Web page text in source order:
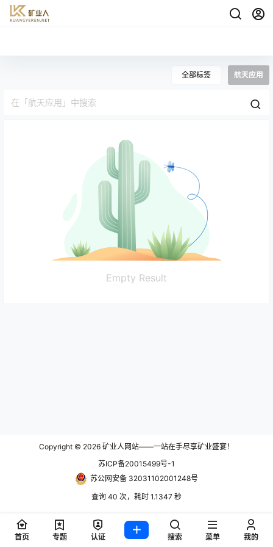
全部标签 航天应用
Empty Result
Copyright © 2026 矿业人网站——一站在手尽享矿业盛宴！
苏ICP备20015499号-1
苏公网安备 32031102001248号
查询 40 次，耗时 1.1347 秒
首页 专题 认证 搜索 菜单 我的